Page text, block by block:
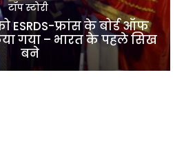
टॉप स्टोरी
ESRDS-फ्रांस के बोर्ड ऑफ
गया – भारत के पहले सिख
बने